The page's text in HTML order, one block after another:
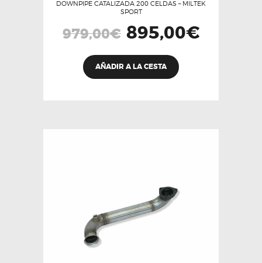
DOWNPIPE CATALIZADA 200 CELDAS – MILTEK
SPORT
979,00€
El
precio
era:
979,00€.
895,00€
AÑADIR A LA CESTA